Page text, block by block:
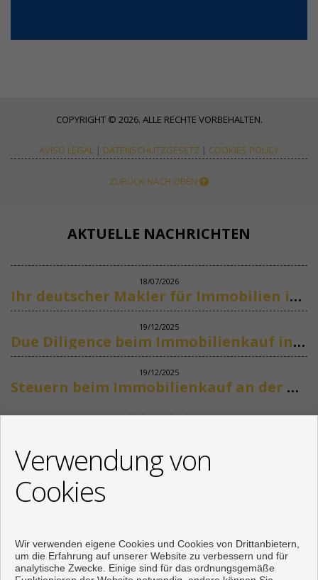
COPYRIGHT © 2026. ALLE RECHTE VORBEHALTEN.
AVISO LEGAL | DATENSCHUTZGESETZ | COOKIES POLICY
ZURÜCK NACH OBEN
AKTUELLE NACHRICHTEN
18/07/2026
Ihr deutscher Makler für Immobilien in Marbella
19/12/2025
Due Diligence beim Immobilienkauf in Spanien
19/12/2025
Steuern beim Immobilienkauf an der Costa del Sol
Siehe mehr
+34 622318266
info@mikenaumannimmobilien.com
Verwendung von
Cookies
Wir verwenden eigene Cookies und Cookies von Drittanbietern,
um die Erfahrung auf unserer Website zu verbessern und für
analytische Zwecke. Einige sind für das ordnungsgemäße